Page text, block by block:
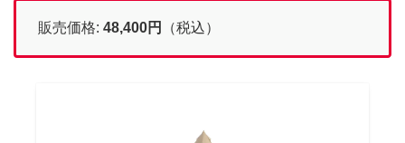
販売価格: 48,400円 （税込）